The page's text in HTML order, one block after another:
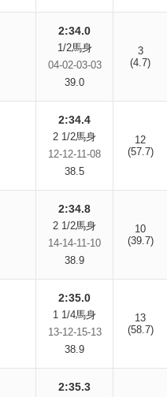
2:34.0
1/2馬身
04-02-03-03
39.0
3
(4.7)
2:34.4
2 1/2馬身
12-12-11-08
38.5
12
(57.7)
2:34.8
2 1/2馬身
14-14-11-10
38.9
10
(39.7)
2:35.0
1 1/4馬身
13-12-15-13
38.9
13
(58.7)
2:35.3